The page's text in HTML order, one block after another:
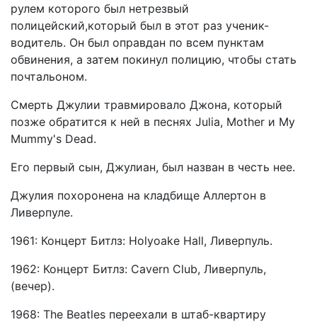
рулем которого был нетрезвый
полицейский,который был в этот раз ученик-
водитель. Он был оправдан по всем пунктам
обвинения, а затем покинул полицию, чтобы стать
почтальоном.
Смерть Джулии травмировало Джона, который
позже обратится к ней в песнях Julia, Mother и My
Mummy's Dead.
Его первый сын, Джулиан, был назван в честь нее.
Джулия похоронена на кладбище Аллертон в
Ливерпуле.
1961: Концерт Битлз: Holyoake Hall, Ливерпуль.
1962: Концерт Битлз: Cavern Club, Ливерпуль,
(вечер).
1968: The Beatles переехали в штаб-квартиру